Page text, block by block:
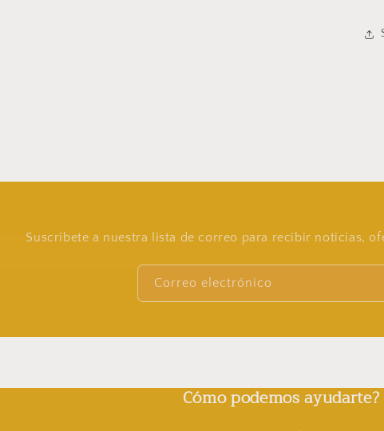
Suscríbete a nuestra lista de correo para recibir noticias,
Correo electrónico
Cómo podemos ayudarte?